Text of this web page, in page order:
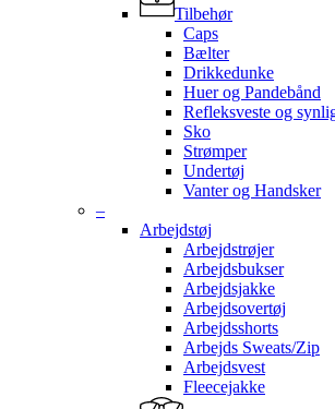
Tilbehør
Caps
Bælter
Drikkedunke
Huer og Pandebånd
Refleksveste og
Sko
Strømper
Undertøj
Vanter og Handsker
–
Arbejdstøj
Arbejdstrøjer
Arbejdsbukser
Arbejdsjakke
Arbejdsovertøj
Arbejdsshorts
Arbejds Sweats/Zip
Arbejdsvest
Fleecejakke